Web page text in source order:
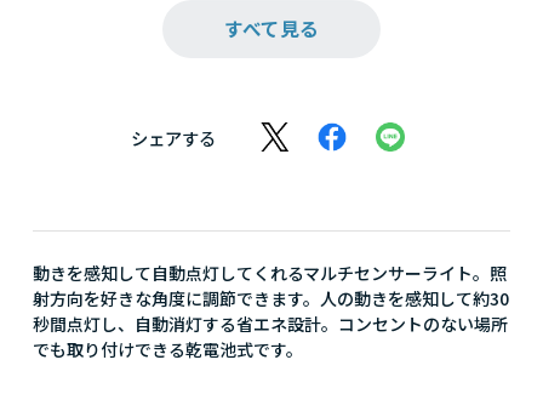
すべて見る
シェアする
動きを感知して自動点灯してくれるマルチセンサーライト。照
射方向を好きな角度に調節できます。人の動きを感知して約30
秒間点灯し、自動消灯する省エネ設計。コンセントのない場所
でも取り付けできる乾電池式です。